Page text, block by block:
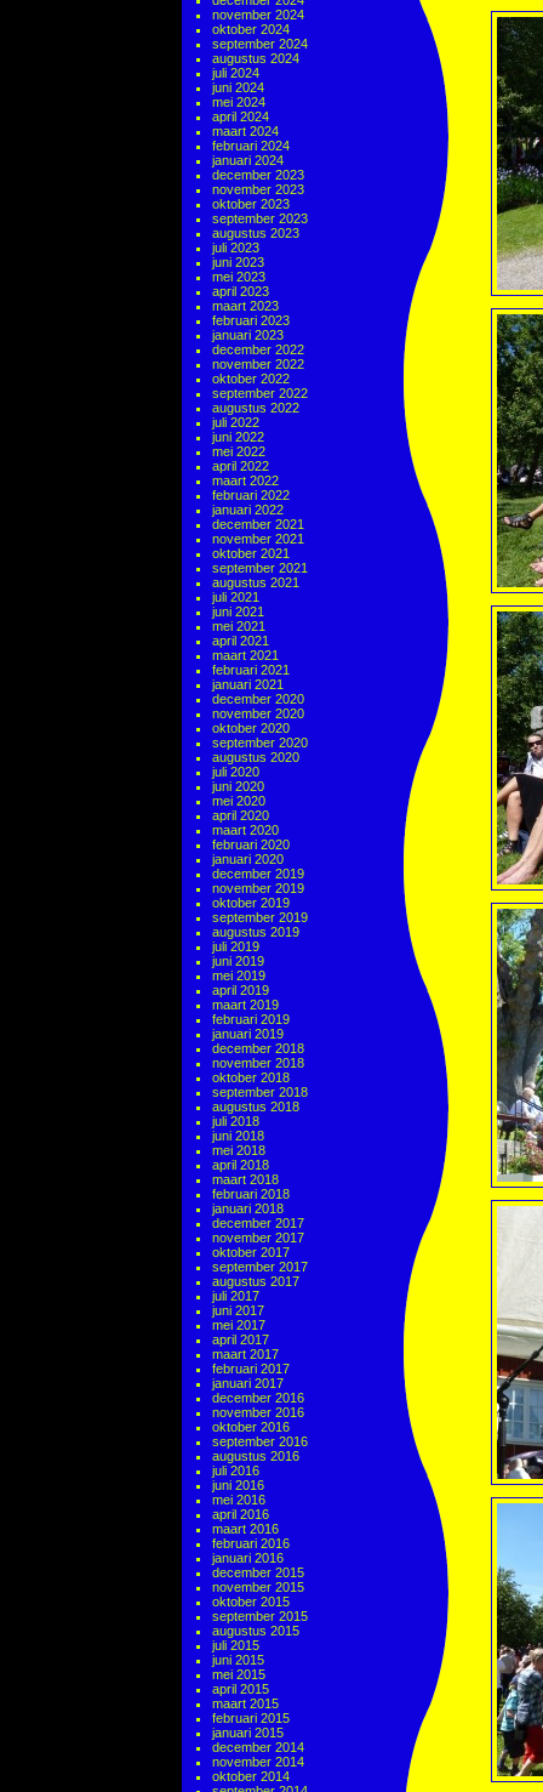
november 2024
oktober 2024
september 2024
augustus 2024
juli 2024
juni 2024
mei 2024
april 2024
maart 2024
februari 2024
januari 2024
december 2023
november 2023
oktober 2023
september 2023
augustus 2023
juli 2023
juni 2023
mei 2023
april 2023
maart 2023
februari 2023
januari 2023
december 2022
november 2022
oktober 2022
september 2022
augustus 2022
juli 2022
juni 2022
mei 2022
april 2022
maart 2022
februari 2022
januari 2022
december 2021
november 2021
oktober 2021
september 2021
augustus 2021
juli 2021
juni 2021
mei 2021
april 2021
maart 2021
februari 2021
januari 2021
december 2020
november 2020
oktober 2020
september 2020
augustus 2020
juli 2020
juni 2020
mei 2020
april 2020
maart 2020
februari 2020
januari 2020
december 2019
november 2019
oktober 2019
september 2019
augustus 2019
juli 2019
juni 2019
mei 2019
april 2019
maart 2019
februari 2019
januari 2019
december 2018
november 2018
oktober 2018
september 2018
augustus 2018
juli 2018
juni 2018
mei 2018
april 2018
maart 2018
februari 2018
januari 2018
december 2017
november 2017
oktober 2017
september 2017
augustus 2017
juli 2017
juni 2017
mei 2017
april 2017
maart 2017
februari 2017
januari 2017
december 2016
november 2016
oktober 2016
september 2016
augustus 2016
juli 2016
juni 2016
mei 2016
april 2016
maart 2016
februari 2016
januari 2016
december 2015
november 2015
oktober 2015
september 2015
augustus 2015
juli 2015
juni 2015
mei 2015
april 2015
maart 2015
februari 2015
januari 2015
december 2014
november 2014
oktober 2014